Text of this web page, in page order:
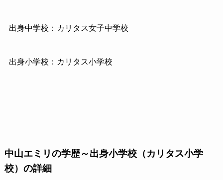
出身中学校：カリタス女子中学校
出身小学校：カリタス小学校
中山エミリの学歴～出身小学校（カリタス小学
校）の詳細